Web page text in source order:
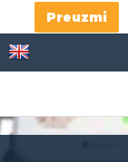
Preuzmi